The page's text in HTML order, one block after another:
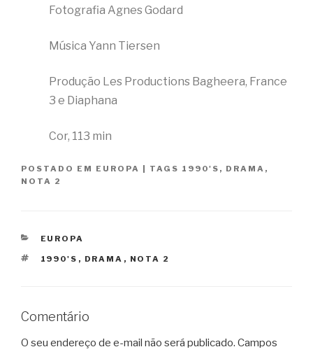
Fotografia Agnes Godard
Música Yann Tiersen
Produção Les Productions Bagheera, France
3 e Diaphana
Cor, 113 min
POSTADO EM EUROPA | TAGS 1990'S , DRAMA ,
NOTA 2
CATEGORIAS
EUROPA
TAGS
1990'S , DRAMA , NOTA 2
Comentário
O seu endereço de e-mail não será publicado. Campos